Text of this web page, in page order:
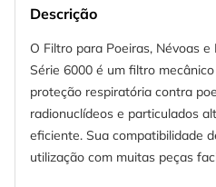
Descrição
O Filtro para Poeiras, Névoas
Série 6000 é um filtro
proteção respiratória contra
radionuclídeos e particulados
eficiente. Sua compatibilidade
utilização com muitas peças